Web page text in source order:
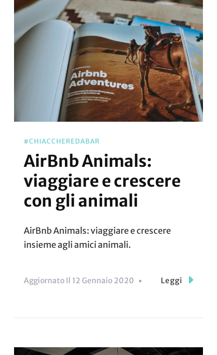
#CHIACCHEREDABAR
AirBnb Animals:
viaggiare e crescere
con gli animali
AirBnb Animals: viaggiare e crescere
insieme agli amici animali.
Aggiornato Il 12 Gennaio 2020 Leggi